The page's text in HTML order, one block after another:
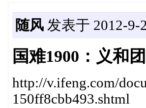
随风发表于 2012-9-
国难1900：义和
http://v.ifeng.com/
150ff8cbb493.shtml